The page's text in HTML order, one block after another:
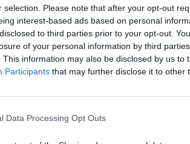
selection. Please note that after your opt-out
interest-based ads based on personal
to third parties prior to your opt-out.
of your personal information by third
This information may also be disclosed by us to
Participants that may further disclose it to other
Data Processing Opt Outs
con il Liceo Musicale “Umberto
cantanti di esibirsi con passione.
l’opportunità di esibirsi dinanzi a
in un periodo dell’anno scolastico
va a tutti coloro che hanno
e la collaborazione con cui